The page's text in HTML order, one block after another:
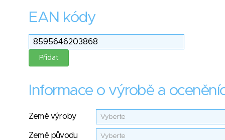
EAN kódy
Informace o výrobě a
Země výroby Vyberte
Země původu Vyberte